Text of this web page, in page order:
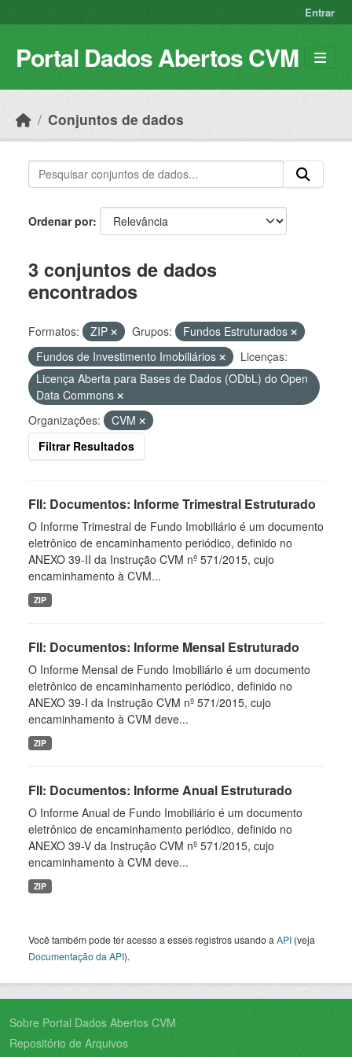
Entrar
Portal Dados Abertos CVM
Conjuntos de dados
Ordenar por
3 conjuntos de dados
encontrados
Formatos: ZIP Grupos:
Fundos Estruturados
Fundos de Investimento Imobiliários
Licenças:
Licença Aberta para Bases de Dados (ODbL) do Open
Data Commons
Organizações:
CVM
Filtrar Resultados
FII: Documentos: Informe Trimestral Estruturado
O Informe Trimestral de Fundo Imobiliário é um documento
eletrônico de encaminhamento periódico, definido no
ANEXO 39-II da Instrução CVM nº 571/2015, cujo
encaminhamento à CVM...
ZIP
FII: Documentos: Informe Mensal Estruturado
O Informe Mensal de Fundo Imobiliário é um documento
eletrônico de encaminhamento periódico, definido no
ANEXO 39-I da Instrução CVM nº 571/2015, cujo
encaminhamento à CVM deve...
ZIP
FII: Documentos: Informe Anual Estruturado
O Informe Anual de Fundo Imobiliário é um documento
eletrônico de encaminhamento periódico, definido no
ANEXO 39-V da Instrução CVM nº 571/2015, cujo
encaminhamento à CVM deve...
ZIP
Você também pode ter acesso a esses registros usando a API (veja
Documentação da API).
Sobre Portal Dados Abertos CVM
Repositório de Arquivos